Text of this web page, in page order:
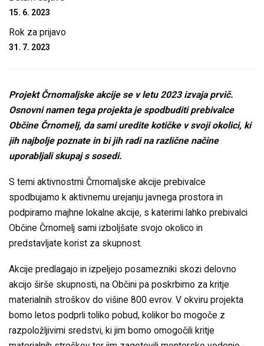
15. 6. 2023
Rok za prijavo
31. 7. 2023
Projekt Črnomaljske akcije se v letu 2023 izvaja prvič.
Osnovni namen tega projekta je spodbuditi prebivalce
Občine Črnomelj, da sami uredite kotičke v svoji okolici, ki
jih najbolje poznate in bi jih radi na različne načine
uporabljali skupaj s sosedi.
S temi aktivnostmi Črnomaljske akcije prebivalce
spodbujamo k aktivnemu urejanju javnega prostora in
podpiramo majhne lokalne akcije, s katerimi lahko prebivalci
Občine Črnomelj sami izboljšate svojo okolico in
predstavljate korist za skupnost.
Akcije predlagajo in izpeljejo posamezniki skozi delovno
akcijo širše skupnosti, na Občini pa poskrbimo za kritje
materialnih stroškov do višine 800 evrov. V okviru projekta
bomo letos podprli toliko pobud, kolikor bo mogoče z
razpoložljivimi sredstvi, ki jim bomo omogočili kritje